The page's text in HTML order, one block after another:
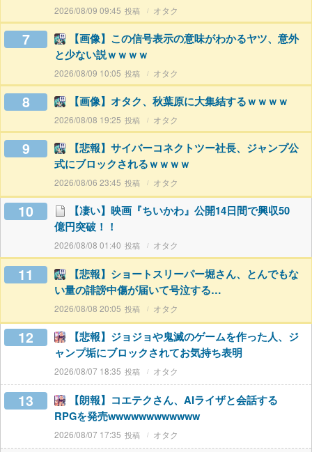
2026/08/09 09:45 オタク
7
【画像】この信号表示の意味がわかるヤツ、意外
と少ない説ｗｗｗｗ
2026/08/09 10:05 オタク
8 【画像】オタク、秋葉原に大集結するｗｗｗｗ
2026/08/08 19:25 オタク
9
【悲報】サイバーコネクトツー社長、ジャンプ公
式にブロックされるｗｗｗｗ
2026/08/06 23:45 オタク
10
【凄い】映画『ちいかわ』公開14日間で興収50
億円突破！！
2026/08/08 01:40 オタク
11
【悲報】ショートスリーパー堀さん、とんでもな
い量の誹謗中傷が届いて号泣する…
2026/08/08 20:05 オタク
12
【悲報】ジョジョや鬼滅のゲームを作った人、ジ
ャンプ垢にブロックされてお気持ち表明
2026/08/07 18:35 オタク
13
【朗報】コエテクさん、AIライザと会話する
RPGを発売wwwwwwwwwwww
2026/08/07 17:35 オタク